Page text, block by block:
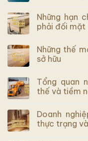
Những hạn
phải đối mặt
Những thế
sở hữu
Tổng quan
thế và tiềm
Doanh
thực trạng